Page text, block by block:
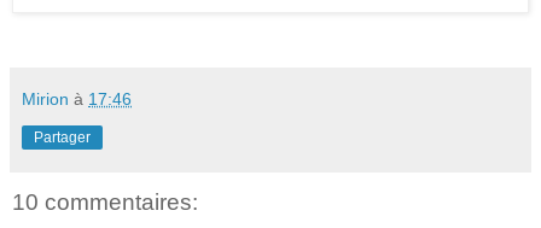
Mirion à 17:46
Partager
10 commentaires: